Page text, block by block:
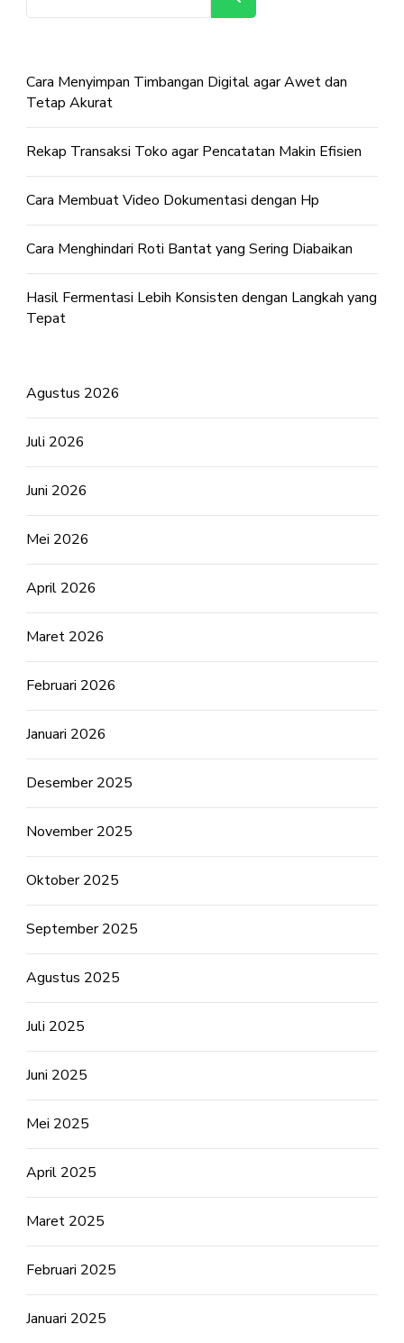
Cara Menyimpan Timbangan Digital agar Awet dan
Tetap Akurat
Rekap Transaksi Toko agar Pencatatan Makin Efisien
Cara Membuat Video Dokumentasi dengan Hp
Cara Menghindari Roti Bantat yang Sering Diabaikan
Hasil Fermentasi Lebih Konsisten dengan Langkah yang
Tepat
Agustus 2026
Juli 2026
Juni 2026
Mei 2026
April 2026
Maret 2026
Februari 2026
Januari 2026
Desember 2025
November 2025
Oktober 2025
September 2025
Agustus 2025
Juli 2025
Juni 2025
Mei 2025
April 2025
Maret 2025
Februari 2025
Januari 2025